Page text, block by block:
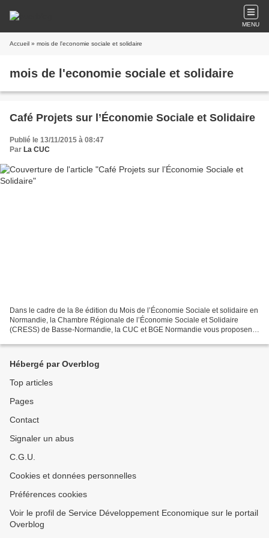
MENU
Accueil » mois de l'economie sociale et solidaire
mois de l'economie sociale et solidaire
Café Projets sur l’Économie Sociale et Solidaire
Publié le 13/11/2015 à 08:47
Par La CUC
Dans le cadre de la 8e édition du Mois de l’Économie Sociale et solidaire en
Normandie, la Chambre Régionale de l’Économie Sociale et Solidaire
(CRESS) de Basse-Normandie, la CUC et BGE Normandie vous proposent
Hébergé par Overblog
Top articles
Pages
Contact
Signaler un abus
C.G.U.
Cookies et données personnelles
Préférences cookies
Voir le profil de Service Développement Economique sur le portail
Overblog